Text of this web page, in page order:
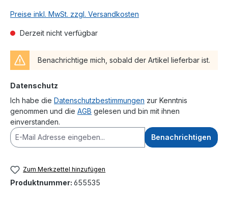
Preise inkl. MwSt. zzgl. Versandkosten
Derzeit nicht verfügbar
Benachrichtige mich, sobald der Artikel lieferbar ist.
Datenschutz
Ich habe die Datenschutzbestimmungen zur Kenntnis
genommen und die AGB gelesen und bin mit ihnen
einverstanden.
Benachrichtigen
Zum Merkzettel hinzufügen
Produktnummer: 655535